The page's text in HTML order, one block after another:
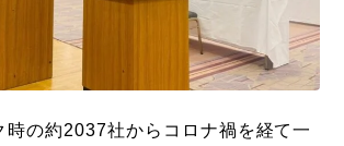
時の約2037社からコロナ禍を経て一